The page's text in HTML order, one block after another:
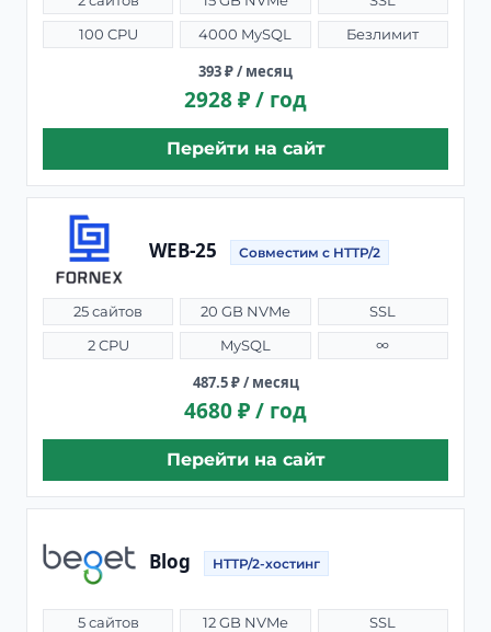
100 CPU
4000 MySQL Безлимит
393 ₽ / месяц
2928 ₽ / год
Перейти на сайт
WEB-25 Совместим с HTTP/2
25 сайтов 20 GB NVMe
SSL
2 CPU
MySQL ∞
487.5 ₽ / месяц
4680 ₽ / год
Перейти на сайт
Blog HTTP/2-хостинг
5 сайтов 12 GB NVMe
SSL